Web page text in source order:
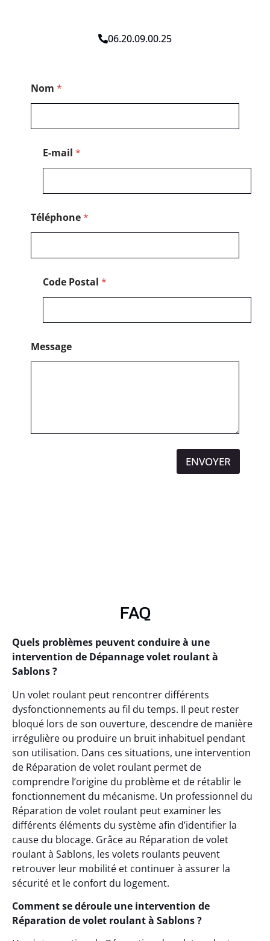
06.20.09.00.25
Nom *
p
o
E-mail *
Téléphone*
Code Postal *
Message
ENVOYER
FAQ
Quels problèmes peuvent conduire à une
intervention de Dépannage volet roulant à
Sablons ?
Un volet roulant peut rencontrer différents
dysfonctionnements au fil du temps. Il peut rester
bloqué lors de son ouverture, descendre de manière
irrégulière ou produire un bruit inhabituel pendant
son utilisation. Dans ces situations, une intervention
de Réparation de volet roulant permet de
comprendre l’origine du problème et de rétablir le
fonctionnement du mécanisme. Un professionnel du
Réparation de volet roulant peut examiner les
différents éléments du système afin d’identifier la
cause du blocage. Grâce au Réparation de volet
roulant à Sablons, les volets roulants peuvent
retrouver leur mobilité et continuer à assurer la
sécurité et le confort du logement.
Comment se déroule une intervention de
Réparation de volet roulant à Sablons ?